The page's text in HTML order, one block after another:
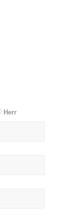
Herr